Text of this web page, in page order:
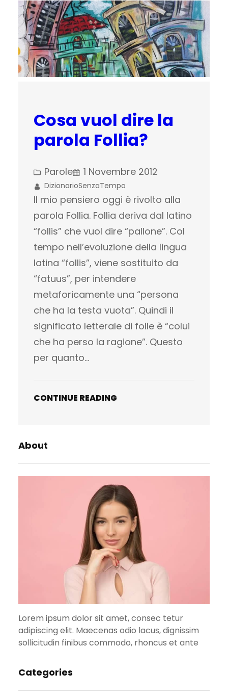
Cosa vuol dire la
parola Follia?
Parole 1 Novembre 2012
DizionarioSenzaTempo
Il mio pensiero oggi è rivolto alla
parola Follia. Follia deriva dal latino
“follis” che vuol dire “pallone”. Col
tempo nell’evoluzione della lingua
latina “follis”, viene sostituito da
“fatuus”, per intendere
metaforicamente una “persona
che ha la testa vuota”. Quindi il
significato letterale di folle è “colui
che ha perso la ragione”. Questo
per quanto…
CONTINUE READING
About
Lorem ipsum dolor sit amet, consec tetur
adipiscing elit. Maecenas odio lacus, dignissim
sollicitudin finibus commodo, rhoncus et ante
Categories